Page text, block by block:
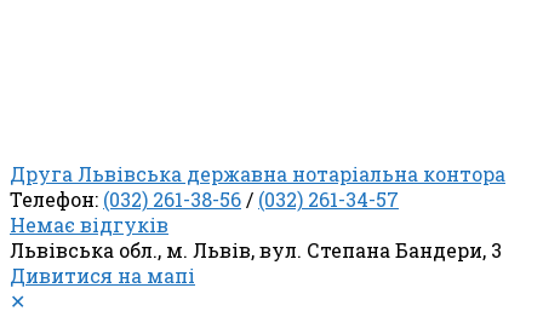
Друга Львівська державна нотаріальна контора
Телефон: (032) 261-38-56/ (032) 261-34-57
Немає відгуків
Львівська обл., м. Львів, вул. Степана Бандери, 3
Дивитися на мапі
✕